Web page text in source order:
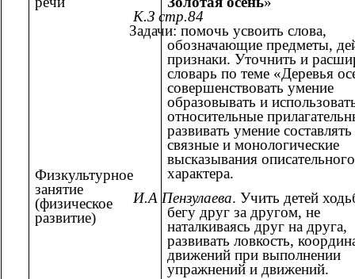
Физкультурное
занятие
(физическое
развитие)
К.З стр.84
Задачи: помочь усвоить слова,
обозначающие предметы,
признаки. Уточнить и
словарь по теме «Деревья
совершенствовать умение
образовывать и
относительные
развивать умение составлять
связные и монологические
высказывания описательного
характера.
И.А Пензулаева. Учить детей
бегу друг за другом, не
наталкиваясь друг на друга,
развивать ловкость,
движений при выполнении
упражнений и движений.